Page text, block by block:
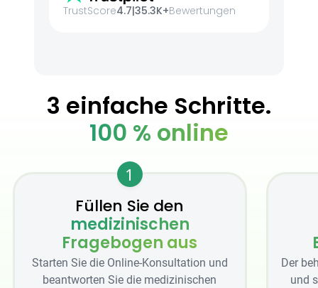
TrustScore4.7|35.3K+Bewertungen
3 einfache Schritte.
100 % online
1
Füllen Sie den
medizinischen
Fragebogen aus
Starten Sie die Online-Konsultation und
beantworten Sie die medizinischen
Der
und